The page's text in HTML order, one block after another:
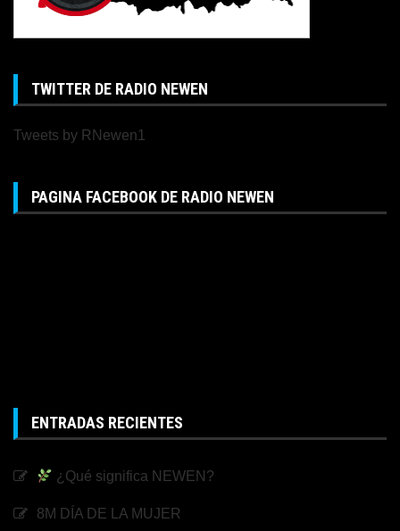
TWITTER DE RADIO NEWEN
Tweets by RNewen1
PAGINA FACEBOOK DE RADIO NEWEN
ENTRADAS RECIENTES
¿Qué significa NEWEN?
8M DÍA DE LA MUJER